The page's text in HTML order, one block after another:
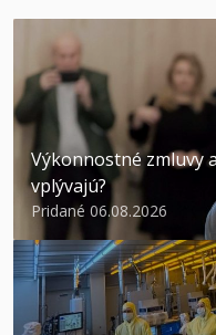
Výkonnostné zmluvy
vplývajú?
Pridané 06.08.2026